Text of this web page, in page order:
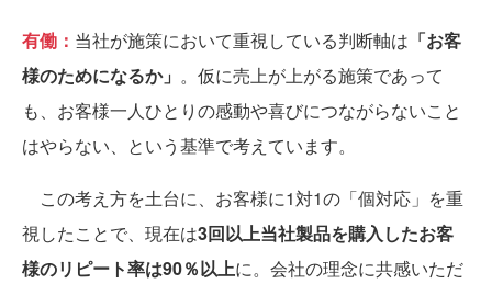
有働： 当社が施策において重視している判断軸は 「お客
様のためになるか」 。仮に売上が上がる施策であって
も、お客様一人ひとりの感動や喜びにつながらないこと
はやらない、という基準で考えています。
この考え方を土台に、お客様に1対1の「個対応」を重
視したことで、現在は3回以上当社製品を購入したお客
様のリピート率は90％以上に。会社の理念に共感いただ